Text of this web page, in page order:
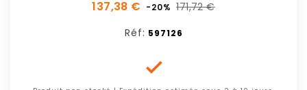
137,38 € -20% 171,72 €
Réf: 597126
